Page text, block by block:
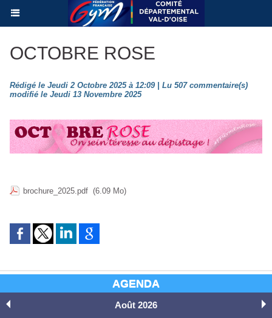
AGENDA
Août 2026
OCTOBRE ROSE
Rédigé le Jeudi 2 Octobre 2025 à 12:09 | Lu 507 commentaire(s)
modifié le Jeudi 13 Novembre 2025
brochure_2025.pdf (6.09 Mo)